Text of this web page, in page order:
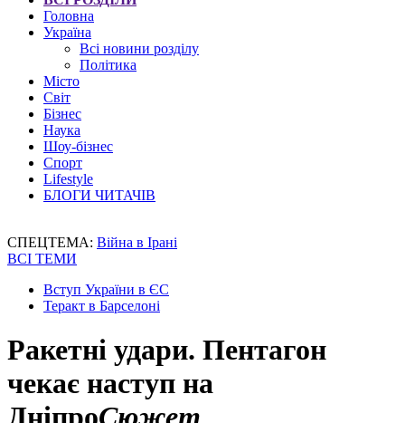
Головна
Україна
Всі новини розділу
Політика
Місто
Світ
Бізнес
Наука
Шоу-бізнес
Спорт
Lifestyle
БЛОГИ ЧИТАЧІВ
СПЕЦТЕМА: Війна в Ірані
ВСІ ТЕМИ
Вступ України в ЄС
Теракт в Барселоні
Ракетні удари. Пентагон
чекає наступ на